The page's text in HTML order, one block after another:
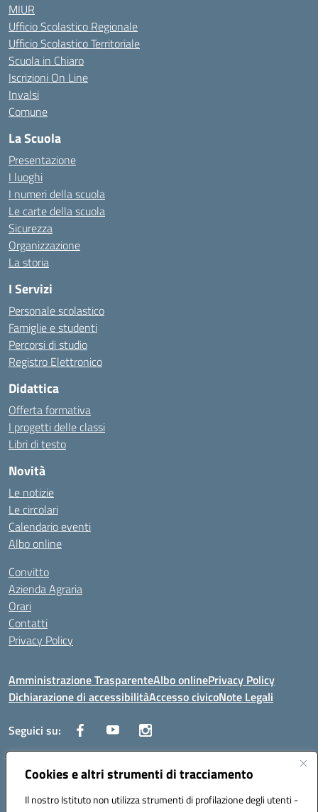
Cookies e altri strumenti di tracciamento
Il nostro Istituto non utilizza strumenti di profilazione degli utenti -
MIUR
Ufficio Scolastico Regionale
Ufficio Scolastico Territoriale
Scuola in Chiaro
Iscrizioni On Line
Invalsi
Comune
La Scuola
Presentazione
I luoghi
I numeri della scuola
Le carte della scuola
Sicurezza
Organizzazione
La storia
I Servizi
Personale scolastico
Famiglie e studenti
Percorsi di studio
Registro Elettronico
Didattica
Offerta formativa
I progetti delle classi
Libri di testo
Novità
Le notizie
Le circolari
Calendario eventi
Albo online
Convitto
Azienda Agraria
Orari
Contatti
Privacy Policy
Amministrazione TrasparenteAlbo onlinePrivacy Policy
Dichiarazione di accessibilitàAccesso civicoNote Legali
Seguici su:
Via dei Cappuccini, 5 - 60044 Fabriano (AN) - Tel. 0732 3373 - 0732
3573 - Mail: anis01700P@istruzione.it - PEC: